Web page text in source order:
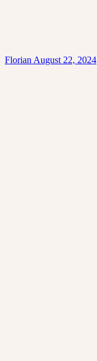
FlorianAugust 22, 2024